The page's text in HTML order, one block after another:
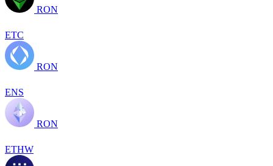
RON
ETC
RON
ENS
RON
ETHW